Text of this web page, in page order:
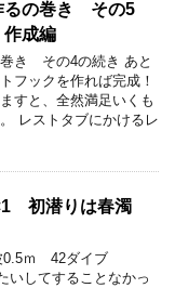
るの巻き その5
作成編
き その4の続き あと
フックを作れば完成！
すと、全然満足いくも
レストタブにかけるレ
初潜りは春濁
0.5ｍ 42ダイブ
いしてすることなかっ